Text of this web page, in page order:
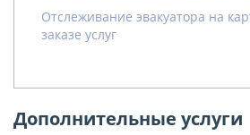
Отслеживание эвакуатора на
заказе услуг
Дополнительные услуги